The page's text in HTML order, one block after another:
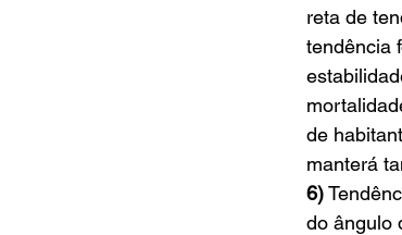
reta de
tendência
de
manterá
6)
do ângulo